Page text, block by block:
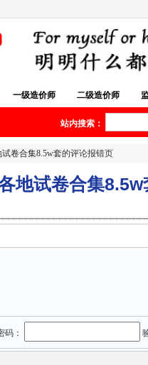
一级造价师 二级造价师
站内搜索：
卷合集8.5w套的评论报错页
地试卷合集
码：